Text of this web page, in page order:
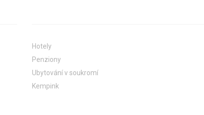
Hotely
Penziony
Ubytování v soukromí
Kempink